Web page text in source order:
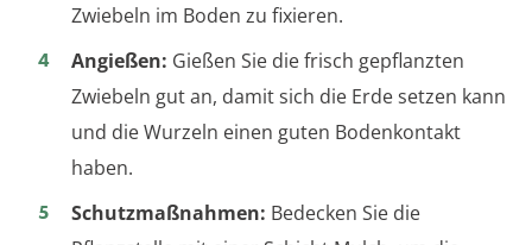
Zwiebeln im Boden zu fixieren.
Angießen: Gießen Sie die frisch gepflanzten
Zwiebeln gut an, damit sich die Erde setzen kann
und die Wurzeln einen guten Bodenkontakt
haben.
Schutzmaßnahmen: Bedecken Sie die